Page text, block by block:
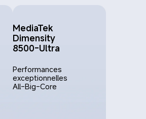
MediaTek
Dimensity
8500-Ultra
Performances
exceptionnelles
All-Big-Core